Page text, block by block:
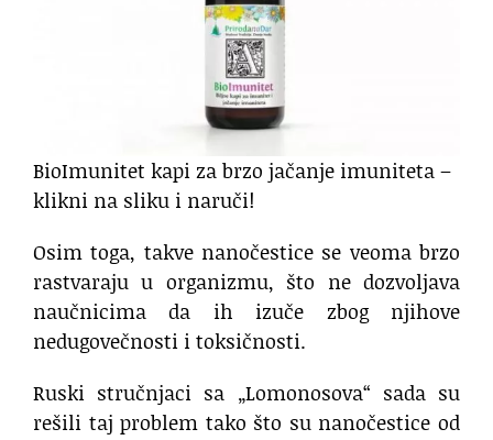
BioImunitet kapi za brzo jačanje imuniteta –
klikni na sliku i naruči!
Osim toga, takve nanočestice se veoma brzo
rastvaraju u organizmu, što ne dozvoljava
naučnicima da ih izuče zbog njihove
nedugovečnosti i toksičnosti.
Ruski stručnjaci sa „Lomonosova“ sada su
rešili taj problem tako što su nanočestice od